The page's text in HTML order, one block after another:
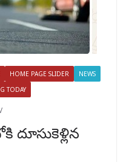
HOME PAGE SLIDER
NEWS
TODAY
దూసుకెళ్లిన